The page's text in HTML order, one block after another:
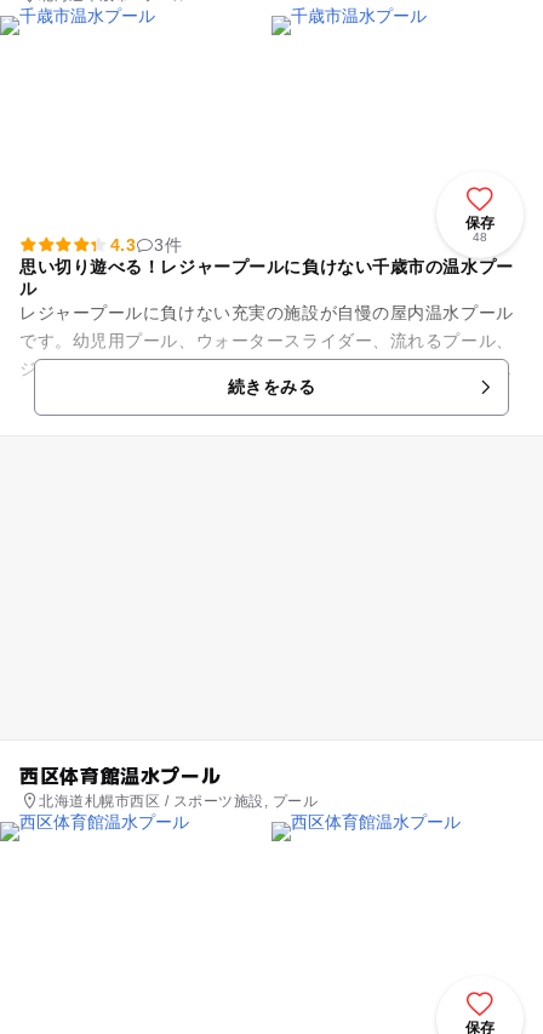
保存
48
4.3
3件
思い切り遊べる！レジャープールに負けない千歳市の温水プー
ル
レジャープールに負けない充実の施設が自慢の屋内温水プール
です。幼児用プール、ウォータースライダー、流れるプール、
ジャグジーもあり、楽しむポイントはいっぱい。もちろん公認
競泳25mプールもあるので...続きをみる
西区体育館温水プール
北海道札幌市西区 / スポーツ施設, プール
保存